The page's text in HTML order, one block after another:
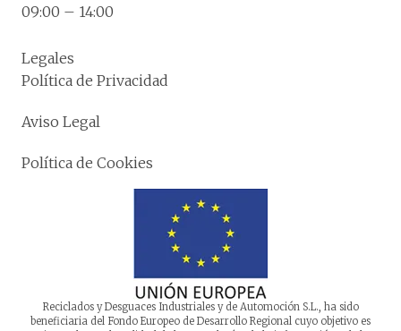
09:00 – 14:00
Legales
Política de Privacidad
Aviso Legal
Política de Cookies
Reciclados y Desguaces Industriales y de Automoción S.L., ha sido
beneficiaria del Fondo Europeo de Desarrollo Regional cuyo objetivo es